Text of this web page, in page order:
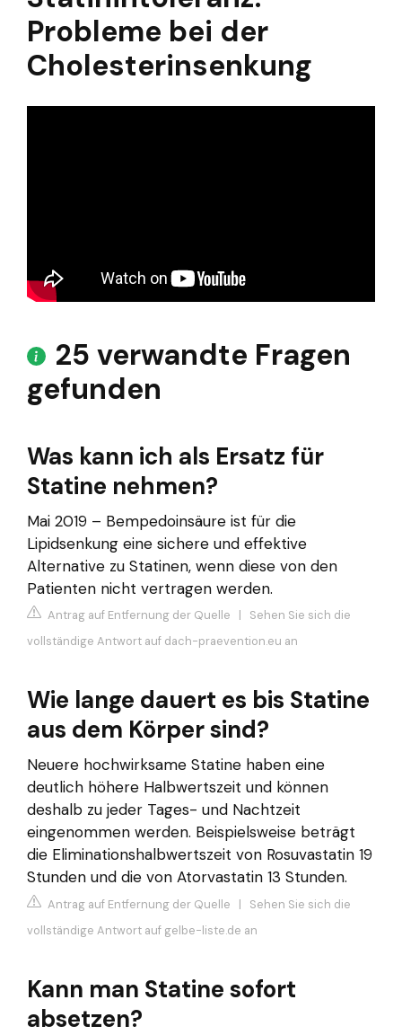
Probleme bei der
Cholesterinsenkung
25 verwandte Fragen
gefunden
Was kann ich als Ersatz für
Statine nehmen?
Mai 2019 – Bempedoinsäure ist für die
Lipidsenkung eine sichere und effektive
Alternative zu Statinen, wenn diese von den
Patienten nicht vertragen werden.
Antrag auf Entfernung der Quelle | Sehen Sie sich die
vollständige Antwort auf dach-praevention.eu an
Wie lange dauert es bis Statine
aus dem Körper sind?
Neuere hochwirksame Statine haben eine
deutlich höhere Halbwertszeit und können
deshalb zu jeder Tages- und Nachtzeit
eingenommen werden. Beispielsweise beträgt
die Eliminationshalbwertszeit von Rosuvastatin 19
Stunden und die von Atorvastatin 13 Stunden.
Antrag auf Entfernung der Quelle | Sehen Sie sich die
vollständige Antwort auf gelbe-liste.de an
Kann man Statine sofort
absetzen?